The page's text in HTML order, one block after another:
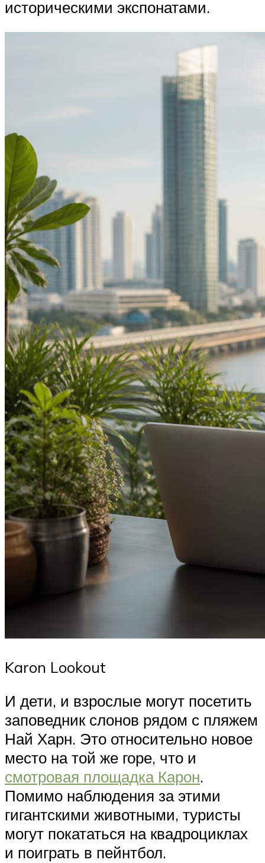
историческими экспонатами.
Karon Lookout
И дети, и взрослые могут посетить
заповедник слонов рядом с пляжем
Най Харн. Это относительно новое
место на той же горе, что и
смотровая площадка Карон.
Помимо наблюдения за этими
гигантскими животными, туристы
могут покататься на квадроциклах
и поиграть в пейнтбол.